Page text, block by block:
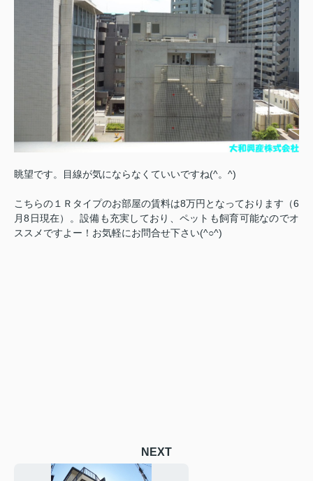
眺望です。目線が気にならなくていいですね(^。^)
こちらの１Ｒタイプのお部屋の賃料は8万円となっております（6
月8日現在）。設備も充実しており、ペットも飼育可能なのでオ
ススメですよー！お気軽にお問合せ下さい(^○^)
NEXT